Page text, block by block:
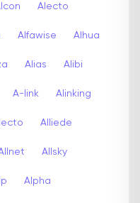
Alecto
Alfawise Alhua
Alias Alibi
A-link Alinking
Alliede
Allsky
Alpha